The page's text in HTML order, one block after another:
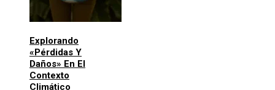
Explorando
«pérdidas Y
Daños» En El
Contexto
Climático